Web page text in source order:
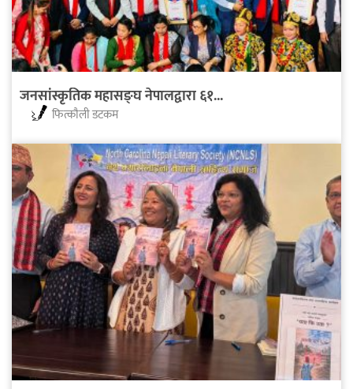
जनसांस्कृतिक महासङ्घ नेपालद्वारा ६१...
फित्काैली डटकम